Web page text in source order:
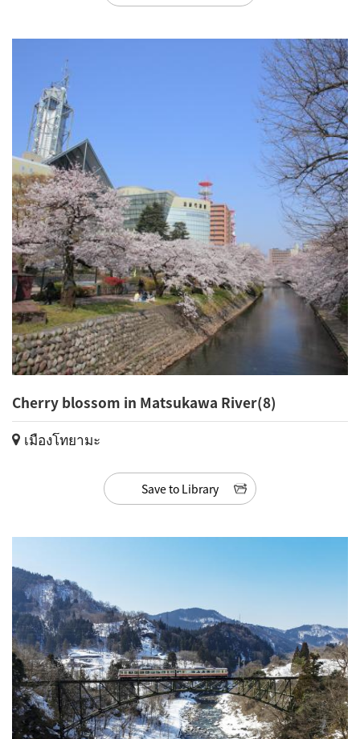
Cherry blossom in Matsukawa River(8)
เมืองโทยามะ
Save to Library